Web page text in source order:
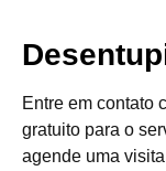
Entre em contato
gratuito para o
agende uma